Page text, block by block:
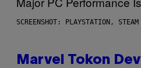
SCREENSHOT: PLAYSTATION, STEAM
Marvel Tokon